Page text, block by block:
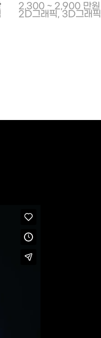
2,300 ~ 2,900 만원
2D그래픽, 3D그래픽